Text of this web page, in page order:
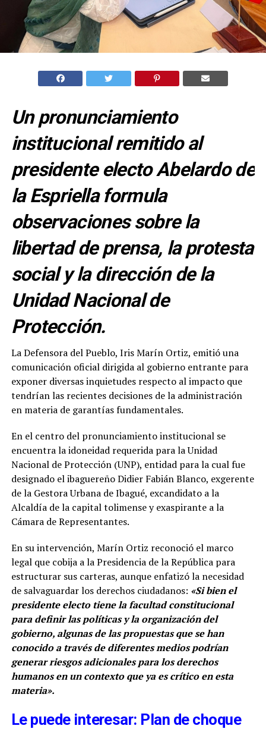
Un pronunciamiento
institucional remitido al
presidente electo Abelardo de
la Espriella formula
observaciones sobre la
libertad de prensa, la protesta
social y la dirección de la
Unidad Nacional de
Protección.
La Defensora del Pueblo, Iris Marín Ortiz, emitió una
comunicación oficial dirigida al gobierno entrante para
exponer diversas inquietudes respecto al impacto que
tendrían las recientes decisiones de la administración
en materia de garantías fundamentales.
En el centro del pronunciamiento institucional se
encuentra la idoneidad requerida para la Unidad
Nacional de Protección (UNP), entidad para la cual fue
designado el ibaguereño Didier Fabián Blanco, exgerente
de la Gestora Urbana de Ibagué, excandidato a la
Alcaldía de la capital tolimense y exaspirante a la
Cámara de Representantes.
En su intervención, Marín Ortiz reconoció el marco
legal que cobija a la Presidencia de la República para
estructurar sus carteras, aunque enfatizó la necesidad
de salvaguardar los derechos ciudadanos: «Si bien el
presidente electo tiene la facultad constitucional
para definir las políticas y la organización del
gobierno, algunas de las propuestas que se han
conocido a través de diferentes medios podrían
generar riesgos adicionales para los derechos
humanos en un contexto que ya es crítico en esta
materia».
Le puede interesar: Plan de choque